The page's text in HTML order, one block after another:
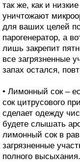
так же, как и
уничтожают
для ваших целей
парогенератор, а
лишь закрепит
все загрязненные
запах остался,
• Лимонный сок –
сок цитрусового
сделает одежду
будете слышать
лимонный сок в
загрязненные
полного высыхания.